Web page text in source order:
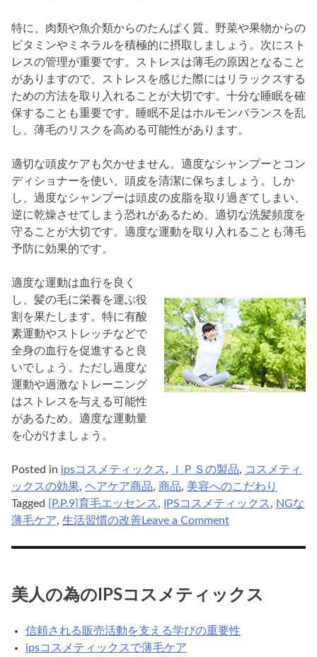
特に、肉類や魚介類からのたんぱく質、野菜や果物からの
ビタミンやミネラルを積極的に摂取しましょう。次にスト
レスの管理が重要です。ストレスは薄毛の原因となること
がありますので、ストレスを感じた際にはリラックスする
ための方法を取り入れることが大切です。十分な睡眠を確
保することも重要です。睡眠不足はホルモンバランスを乱
し、薄毛のリスクを高める可能性があります。
適切な頭皮ケアも欠かせません。適度なシャンプーとコン
ディショナーを使い、頭皮を清潔に保ちましょう。しか
し、過度なシャンプーは頭皮の皮脂を取り過ぎてしまい、
逆に乾燥させてしまう恐れがあるため、適切な洗髪頻度を
守ることが大切です。適度な運動を取り入れることも薄毛
予防に効果的です。
適度な運動は血行を良く
し、髪の毛に栄養を運ぶ役
割を果たします。特に有酸
素運動やストレッチなどで
全身の血行を促進すると良
いでしょう。ただし過度な
運動や過激なトレーニング
はストレスを与える可能性
があるため、適度な運動量
を心がけましょう。
Posted in ipsコスメティックス , ＩＰＳの製品, コスメティ
ックスの効果, ヘアケア商品, 商品, 美容へのこだわり
Tagged [P.P.9]育毛エッセンス , IPSコスメティックス , NGな
薄毛ケア, 生活習慣の改善Leave a Commenton
メ
テ
ッ
美人の為のIPSコスメティックス
信頼される販売活動を支える学びの重要性
ipsコスメティックスで薄毛ケア